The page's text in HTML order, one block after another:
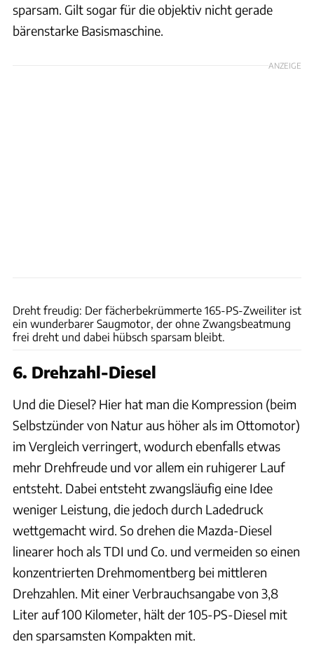
sparsam. Gilt sogar für die objektiv nicht gerade
bärenstarke Basismaschine.
ANZEIGE
Dreht freudig: Der fächerbekrümmerte 165-PS-Zweiliter ist
ein wunderbarer Saugmotor, der ohne Zwangsbeatmung
frei dreht und dabei hübsch sparsam bleibt.
6. Drehzahl-Diesel
Und die Diesel? Hier hat man die Kompression (beim
Selbstzünder von Natur aus höher als im Ottomotor)
im Vergleich verringert, wodurch ebenfalls etwas
mehr Drehfreude und vor allem ein ruhigerer Lauf
entsteht. Dabei entsteht zwangsläufig eine Idee
weniger Leistung, die jedoch durch Ladedruck
wettgemacht wird. So drehen die Mazda-Diesel
linearer hoch als TDI und Co. und vermeiden so einen
konzentrierten Drehmomentberg bei mittleren
Drehzahlen. Mit einer Verbrauchsangabe von 3,8
Liter auf 100 Kilometer, hält der 105-PS-Diesel mit
den sparsamsten Kompakten mit.